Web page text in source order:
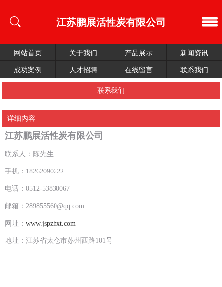
江苏鹏展活性炭有限公司
网站首页 关于我们 产品展示
新闻资讯
成功案例
人才招聘 在线留言 联系我们
联系我们
详细内容
江苏鹏展活性炭有限公司
联系人：陈先生
手机：18262090222
电话：0512-53830067
邮箱：289855560@qq.com
网址： www.jspzhxt.com
地址：江苏省太仓市苏州西路101号